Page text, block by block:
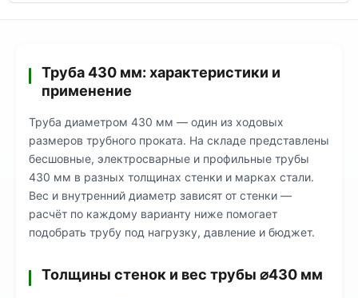
Труба 430 мм: характеристики и
применение
Труба диаметром 430 мм — один из ходовых
размеров трубного проката. На складе представлены
бесшовные, электросварные и профильные трубы
430 мм в разных толщинах стенки и марках стали.
Вес и внутренний диаметр зависят от стенки —
расчёт по каждому варианту ниже помогает
подобрать трубу под нагрузку, давление и бюджет.
Толщины стенок и вес трубы ⌀430 мм